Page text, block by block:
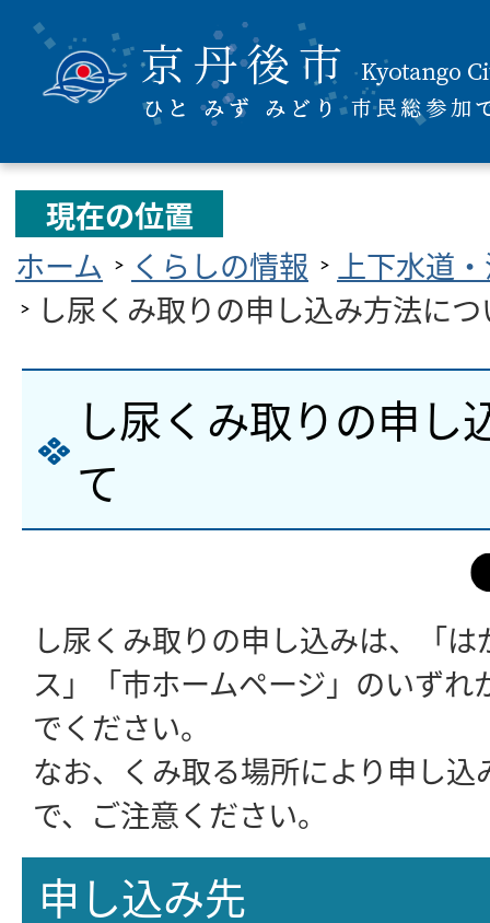
現在の位置
ホーム
くらしの情報
上下水道
し尿くみ取りの申し込み方法に
し尿くみ取りの申し
て
し尿くみ取りの申し込みは、「
ス」「市ホームページ」のいずれ
でください。
なお、くみ取る場所により申し
で、ご注意ください。
申し込み先